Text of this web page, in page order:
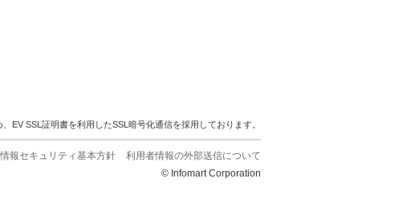
EV SSL証明書を利用したSSL暗号化通信を採用しております。
情報セキュリティ基本方針
利用者情報の外部送信について
© Infomart Corporation